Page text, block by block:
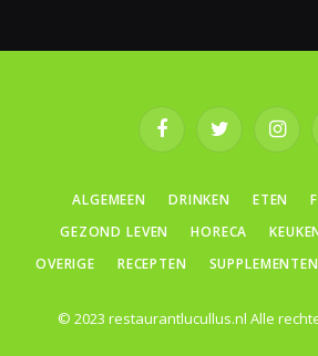
FacebookTwitter
ALGEMEEN DRINKEN ETEN
GEZOND LEVEN
HORECA
OVERIGE
RECEPTEN SUPPLEMENTEN
© 2023 restaurantlucullus.nl Alle